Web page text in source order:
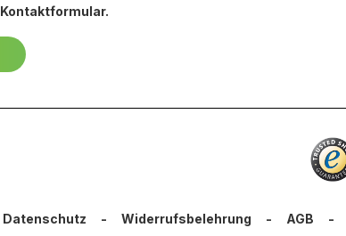
Kontaktformular.
Datenschutz - Widerrufsbelehrung - AGB -